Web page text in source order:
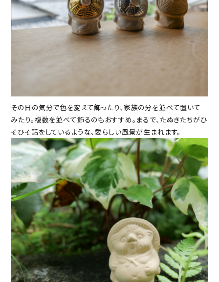
その日の気分で色を変えて飾ったり、家族の分を並べて置いて
みたり。複数を並べて飾るのもおすすめ。まるで、たぬきたちがひ
そひそ話をしているような、愛らしい風景が生まれます。